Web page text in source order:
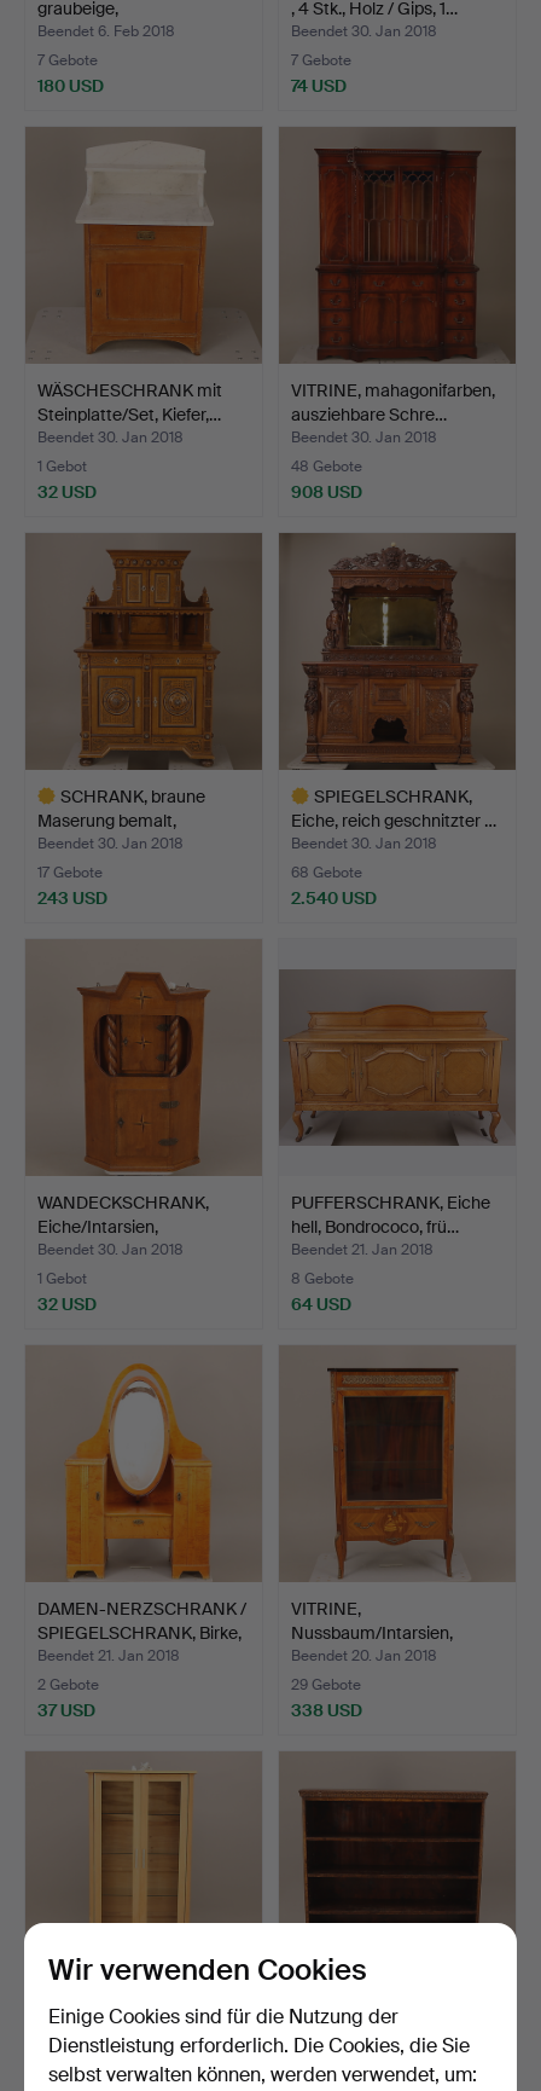
graubeige,
"Schwedenpelz…
Beendet 6. Feb 2018
7 Gebote
180 USD
, 4 Stk., Holz / Gips, 1…
Beendet 30. Jan 2018
7 Gebote
74 USD
WÄSCHESCHRANK mit
Steinplatte/Set, Kiefer,…
Beendet 30. Jan 2018
1 Gebot
32 USD
VITRINE, mahagonifarben,
ausziehbare Schre…
Beendet 30. Jan 2018
48 Gebote
908 USD
SCHRANK, braune
Maserung bemalt,
altnordis…
Beendet 30. Jan 2018
17 Gebote
243 USD
SPIEGELSCHRANK,
Eiche, reich geschnitzter …
Beendet 30. Jan 2018
68 Gebote
2.540 USD
WANDECKSCHRANK,
Eiche/Intarsien,
Beleuchtu…
Beendet 30. Jan 2018
1 Gebot
32 USD
PUFFERSCHRANK, Eiche
hell, Bondrococo, frü…
Beendet 21. Jan 2018
8 Gebote
64 USD
DAMEN-NERZSCHRANK /
SPIEGELSCHRANK, Birke,
…
Beendet 21. Jan 2018
2 Gebote
37 USD
VITRINE,
Nussbaum/Intarsien,
Schublade + T…
Beendet 20. Jan 2018
29 Gebote
338 USD
VITRINE, Eiche,
Doppeltüren + zwei
Schubla…
Beendet 18. Jan 2018
BÜCHERREGAL,
dunkelbraun, Chippendale-
Stil…
Beendet 18. Jan 2018
Wir verwenden Cookies
Einige Cookies sind für die Nutzung der
Dienstleistung erforderlich. Die Cookies, die Sie
selbst verwalten können, werden verwendet, um: